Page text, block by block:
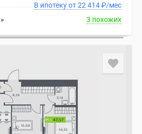
В ипотеку от 22 414₽/мес
3 похожих